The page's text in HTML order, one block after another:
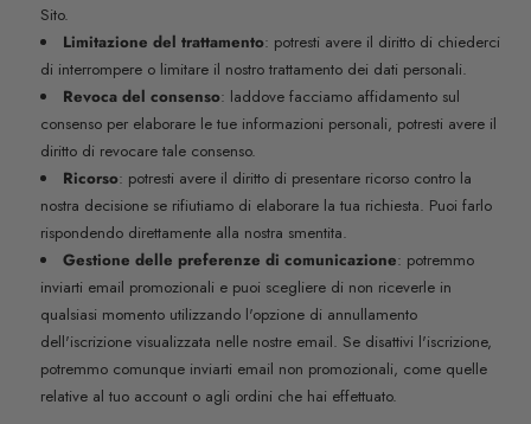
Sito.
Limitazione del trattamento: potresti avere il diritto di chiederci
di interrompere o limitare il nostro trattamento dei dati personali.
Revoca del consenso: laddove facciamo affidamento sul
consenso per elaborare le tue informazioni personali, potresti avere il
diritto di revocare tale consenso.
Ricorso: potresti avere il diritto di presentare ricorso contro la
nostra decisione se rifiutiamo di elaborare la tua richiesta. Puoi farlo
rispondendo direttamente alla nostra smentita.
Gestione delle preferenze di comunicazione: potremmo
inviarti email promozionali e puoi scegliere di non riceverle in
qualsiasi momento utilizzando l'opzione di annullamento
dell'iscrizione visualizzata nelle nostre email. Se disattivi l'iscrizione,
potremmo comunque inviarti email non promozionali, come quelle
relative al tuo account o agli ordini che hai effettuato.